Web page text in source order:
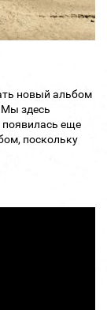
новый альбом
Мы здесь
появилась еще
поскольку